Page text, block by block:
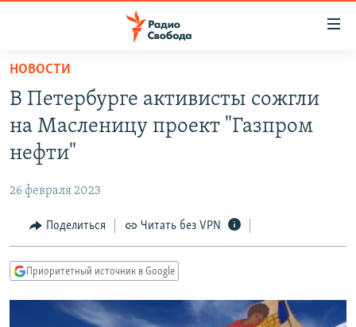
упрощенного
доступа
Вернуться
основному
Вернутся
Вернутся
ПРОГРАММЫ
ПОДКАСТЫ
АВТОРСКИЕ ПРОЕКТЫ
МНЕНИЯ
КУЛЬТУРА
КАВКАЗ.РЕАЛИИ
СЕВЕР.РЕАЛИИ
НОВОСТИ
В Петербурге активисты сожгли
на Масленицу проект "Газпром
нефти"
26 февраля 2023
Поделиться Читать без VPN
Приоритетный источник в Google